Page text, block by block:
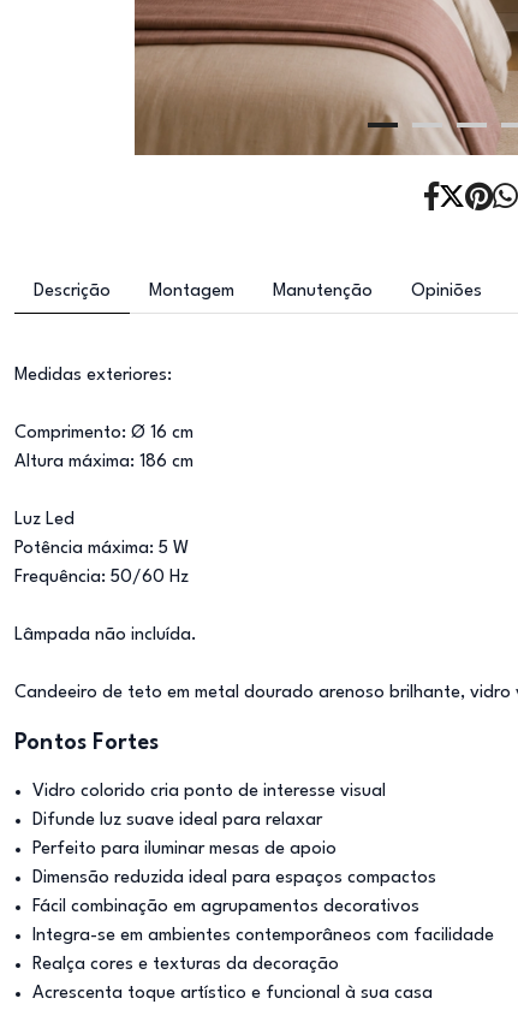
Descrição Montagem Manutenção Opiniões
Medidas exteriores:
Comprimento: Ø 16 cm
Altura máxima: 186 cm
Luz Led
Potência máxima: 5 W
Frequência: 50/60 Hz
Lâmpada não incluída.
Candeeiro de teto em metal dourado arenoso brilhante, vidro
Pontos Fortes
Vidro colorido cria ponto de interesse visual
Difunde luz suave ideal para relaxar
Perfeito para iluminar mesas de apoio
Dimensão reduzida ideal para espaços compactos
Fácil combinação em agrupamentos decorativos
Integra-se em ambientes contemporâneos com facilidade
Realça cores e texturas da decoração
Acrescenta toque artístico e funcional à sua casa